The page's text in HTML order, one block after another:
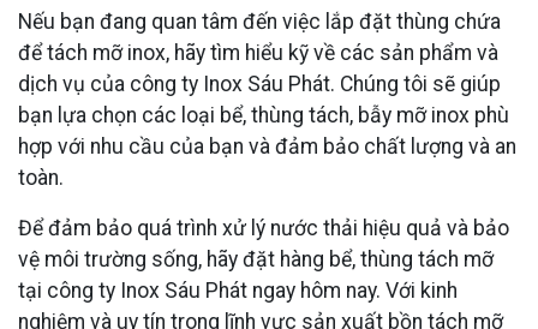
Nếu bạn đang quan tâm đến việc lắp đặt thùng chứa
để tách mỡ inox, hãy tìm hiểu kỹ về các sản phẩm và
dịch vụ của công ty Inox Sáu Phát. Chúng tôi sẽ giúp
bạn lựa chọn các loại bể, thùng tách, bẫy mỡ inox phù
hợp với nhu cầu của bạn và đảm bảo chất lượng và an
toàn.
Để đảm bảo quá trình xử lý nước thải hiệu quả và bảo
vệ môi trường sống, hãy đặt hàng bể, thùng tách mỡ
tại công ty Inox Sáu Phát ngay hôm nay. Với kinh
nghiệm và uy tín trong lĩnh vực sản xuất bồn tách mỡ